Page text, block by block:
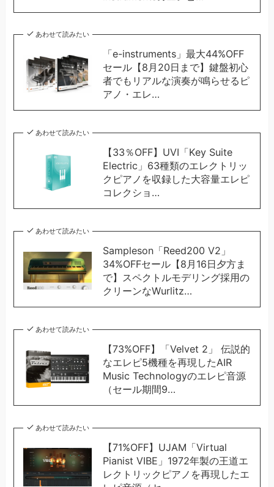
あわせて読みたい
「e-instruments」最大44%OFF
セール【8月20日まで】鍵盤初心
者でもリアルな演奏が鳴らせるピ
アノ・エレ…
あわせて読みたい
【33％OFF】UVI「Key Suite
Electric」63種類のエレクトリッ
クピアノを収録した大容量エレピ
コレクショ…
あわせて読みたい
Sampleson「Reed200 V2」
34%OFFセール【8月16日夕方ま
で】スペクトルモデリング採用の
クリーンなWurlitz…
あわせて読みたい
【73%OFF】「Velvet 2」 伝説的
なエレピ5機種を再現したAIR
Music Technologyのエレピ音源
（セール期間9…
あわせて読みたい
【71%OFF】UJAM「Virtual
Pianist VIBE」1972年製の王道エ
レクトリックピアノを再現したエ